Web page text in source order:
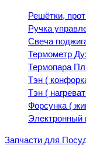
Решётки,
Ручка
Свеча
Термометр
Термопара
Тэн (
Тэн (
Форсунка (
Электронный
Запчасти для